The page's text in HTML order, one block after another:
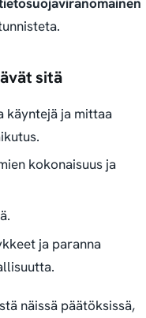
sitä
käyntejä ja mittaa
kokonaisuus ja
ja paranna
näissä päätöksissä,